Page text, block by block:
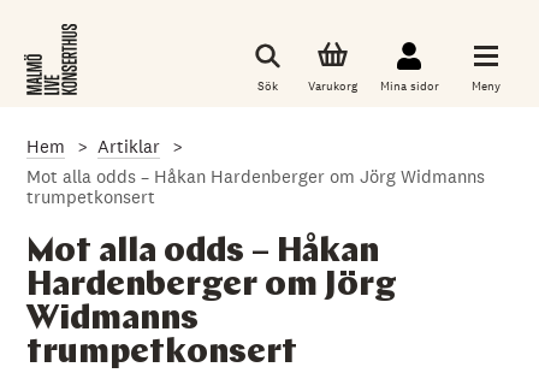
Sök Varukorg Mina sidor Meny
Hem
Artiklar
Mot alla odds – Håkan Hardenberger om Jörg Widmanns
trumpetkonsert
Mot alla odds – Håkan
Hardenberger om Jörg
Widmanns
trumpetkonsert